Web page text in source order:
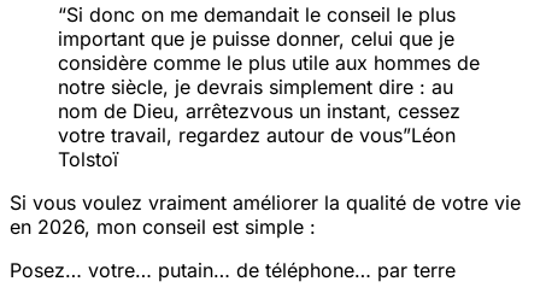
“Si donc on me demandait le conseil le plus
important que je puisse donner, celui que je
considère comme le plus utile aux hommes de
notre siècle, je devrais simplement dire : au
nom de Dieu, arrêtezvous un instant, cessez
votre travail, regardez autour de vous”Léon
Tolstoï
Si vous voulez vraiment améliorer la qualité de votre vie
en 2026, mon conseil est simple :
Posez… votre… putain… de téléphone… par terre